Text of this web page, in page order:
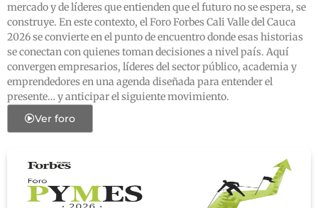
mercado y de líderes que entienden que el futuro no se espera, se
construye. En este contexto, el Foro Forbes Cali Valle del Cauca
2026 se convierte en el punto de encuentro donde esas historias
se conectan con quienes toman decisiones a nivel país. Aquí
convergen empresarios, líderes del sector público, academia y
emprendedores en una agenda diseñada para entender el
presente… y anticipar el siguiente movimiento.
Ver foro